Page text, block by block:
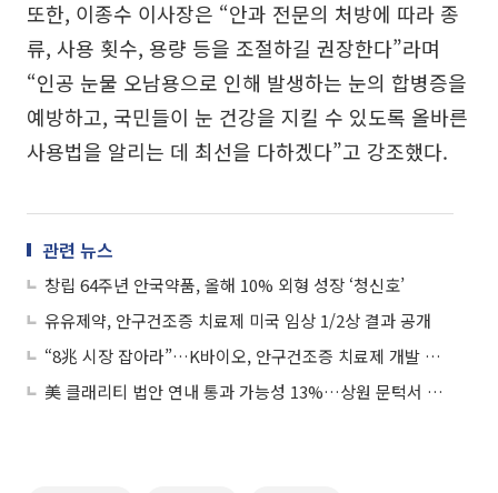
또한, 이종수 이사장은 “안과 전문의 처방에 따라 종
류, 사용 횟수, 용량 등을 조절하길 권장한다”라며
“인공 눈물 오남용으로 인해 발생하는 눈의 합병증을
예방하고, 국민들이 눈 건강을 지킬 수 있도록 올바른
사용법을 알리는 데 최선을 다하겠다”고 강조했다.
관련 뉴스
창립 64주년 안국약품, 올해 10% 외형 성장 ‘청신호’
유유제약, 안구건조증 치료제 미국 임상 1/2상 결과 공개
“8兆 시장 잡아라”…K바이오, 안구건조증 치료제 개발 가속
美 클래리티 법안 연내 통과 가능성 13%…상원 문턱서 제동